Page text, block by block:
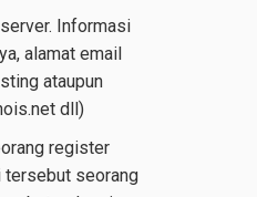
Informasi
alamat email
ataupun
dll)
register
tersebut seorang